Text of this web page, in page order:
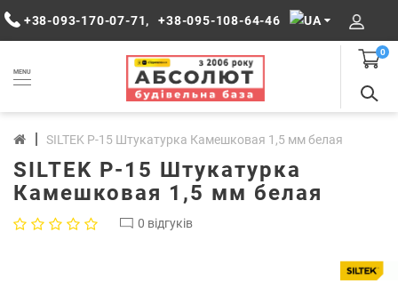
+38-093-170-07-71, +38-095-108-64-46
MENU
0
SILTEK Р-15 Штукатурка Камешковая 1,5 мм белая
SILTEK Р-15 Штукатурка
Камешковая 1,5 мм белая
0 відгуків